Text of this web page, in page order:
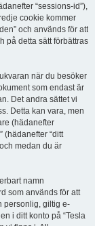
“sessions-id”),
cookie kommer
och används för att
på detta sätt förbättras
när du besöker
som endast är
Det andra sättet vi
Detta kan vara, men
(hädanefter
(hädanefter “ditt
medan du är
namn
som används för att
personlig, giltig e-
i ditt konto på “Tesla